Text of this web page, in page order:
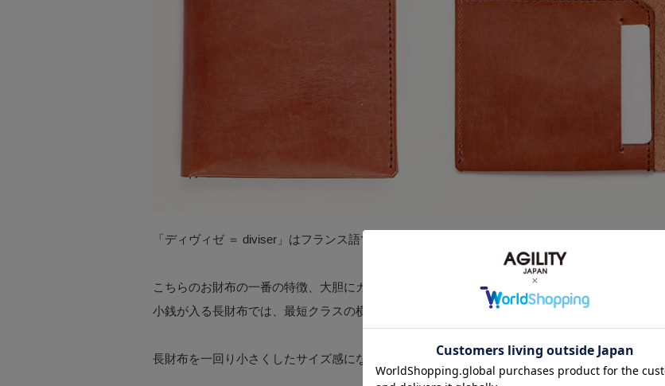
「ディヴィゼ ＝ diviser」はフランス語で「分割・分ける」の意味になります。
こちらのお財布の一番の特徴、大胆にカットした「お札ポケット」から命名しました。
小銭が入る長財布では、最短クラスの横幅に仕上げています。
長財布を一回り小さくしたサイズ感になっており、1万円札がギリギリ入る大きさです。